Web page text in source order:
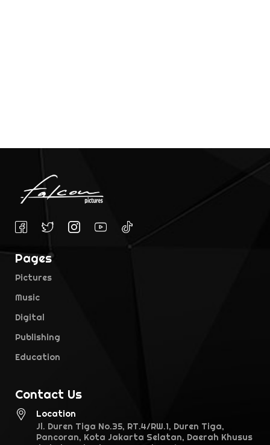
Pages
Pictures
Music
Digital
Publishing
Education
Contact Us
Location
Jl. Duren Tiga No.35, RT.4/RW.1, Duren Tiga,
Pancoran, Kota Jakarta Selatan, Daerah Khusus